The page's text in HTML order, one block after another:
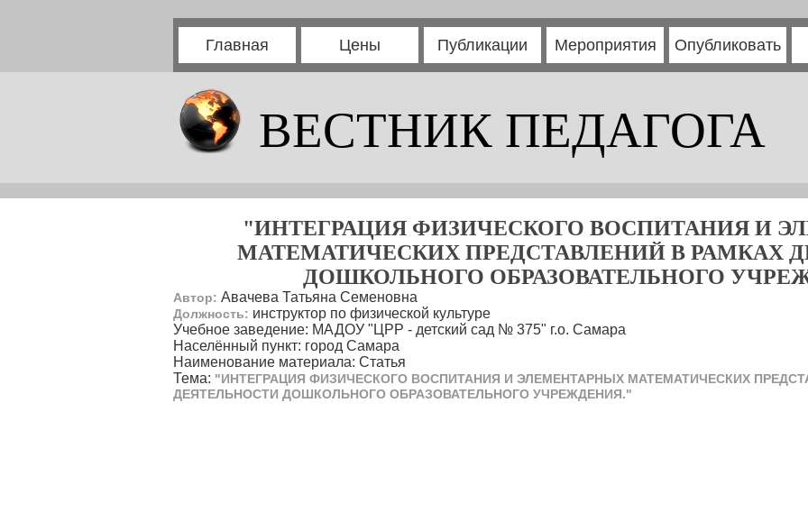
Главная Цены Публикации Мероприятия Опубликовать
ВЕСТНИК ПЕДАГОГА
"ИНТЕГРАЦИЯ ФИЗИЧЕСКОГО ВОСПИТАНИЯ И
МАТЕМАТИЧЕСКИХ ПРЕДСТАВЛЕНИЙ В РАМКАХ
ДОШКОЛЬНОГО ОБРАЗОВАТЕЛЬНОГО
Автор: Авачева Татьяна Семеновна
Должность: инструктор по физической культуре
Учебное заведение: МАДОУ "ЦРР - детский сад № 375" г.о. Самара
Населённый пункт: город Самара
Наименование материала: Статья
Тема: "ИНТЕГРАЦИЯ ФИЗИЧЕСКОГО ВОСПИТАНИЯ И ЭЛЕМЕНТАРНЫХ МАТЕМАТИЧЕСКИХ
ДЕЯТЕЛЬНОСТИ ДОШКОЛЬНОГО ОБРАЗОВАТЕЛЬНОГО УЧРЕЖДЕНИЯ."